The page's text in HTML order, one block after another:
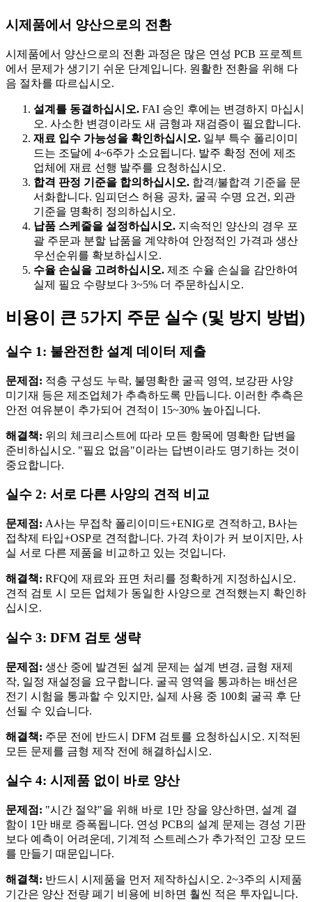
시제품에서 양산으로의 전환
시제품에서 양산으로의 전환 과정은 많은 연성 PCB 프로젝트
에서 문제가 생기기 쉬운 단계입니다. 원활한 전환을 위해 다
음 절차를 따르십시오.
설계를 동결하십시오. FAI 승인 후에는 변경하지 마십시
오. 사소한 변경이라도 새 금형과 재검증이 필요합니다.
재료 입수 가능성을 확인하십시오. 일부 특수 폴리이미
드는 조달에 4~6주가 소요됩니다. 발주 확정 전에 제조
업체에 재료 선행 발주를 요청하십시오.
합격 판정 기준을 합의하십시오. 합격/불합격 기준을 문
서화합니다. 임피던스 허용 공차, 굴곡 수명 요건, 외관
기준을 명확히 정의하십시오.
납품 스케줄을 설정하십시오. 지속적인 양산의 경우 포
괄 주문과 분할 납품을 계약하여 안정적인 가격과 생산
우선순위를 확보하십시오.
수율 손실을 고려하십시오. 제조 수율 손실을 감안하여
실제 필요 수량보다 3~5% 더 주문하십시오.
비용이 큰 5가지 주문 실수 (및 방지 방법)
실수 1: 불완전한 설계 데이터 제출
문제점: 적층 구성도 누락, 불명확한 굴곡 영역, 보강판 사양
미기재 등은 제조업체가 추측하도록 만듭니다. 이러한 추측은
안전 여유분이 추가되어 견적이 15~30% 높아집니다.
해결책: 위의 체크리스트에 따라 모든 항목에 명확한 답변을
준비하십시오. "필요 없음"이라는 답변이라도 명기하는 것이
중요합니다.
실수 2: 서로 다른 사양의 견적 비교
문제점: A사는 무접착 폴리이미드+ENIG로 견적하고, B사는
접착제 타입+OSP로 견적합니다. 가격 차이가 커 보이지만, 사
실 서로 다른 제품을 비교하고 있는 것입니다.
해결책: RFQ에 재료와 표면 처리를 정확하게 지정하십시오.
견적 검토 시 모든 업체가 동일한 사양으로 견적했는지 확인하
십시오.
실수 3: DFM 검토 생략
문제점: 생산 중에 발견된 설계 문제는 설계 변경, 금형 재제
작, 일정 재설정을 요구합니다. 굴곡 영역을 통과하는 배선은
전기 시험을 통과할 수 있지만, 실제 사용 중 100회 굴곡 후 단
선될 수 있습니다.
해결책: 주문 전에 반드시 DFM 검토를 요청하십시오. 지적된
모든 문제를 금형 제작 전에 해결하십시오.
실수 4: 시제품 없이 바로 양산
문제점: "시간 절약"을 위해 바로 1만 장을 양산하면, 설계 결
함이 1만 배로 증폭됩니다. 연성 PCB의 설계 문제는 경성 기판
보다 예측이 어려운데, 기계적 스트레스가 추가적인 고장 모드
를 만들기 때문입니다.
해결책: 반드시 시제품을 먼저 제작하십시오. 2~3주의 시제품
기간은 양산 전량 폐기 비용에 비하면 훨씬 적은 투자입니다.